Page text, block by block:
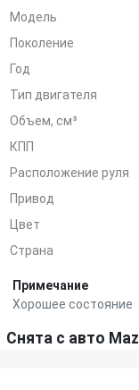
Модель
Поколение
Год
Тип двигателя
Объем, см³
КПП
Расположение руля
Привод
Цвет
Страна
Примечание
Хорошее состояние
Снята с авто